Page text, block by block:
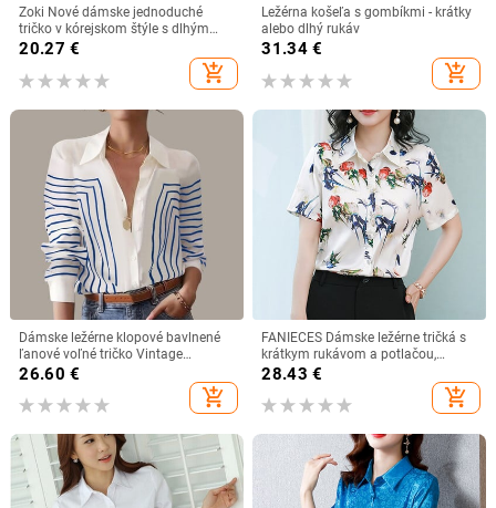
Zoki Nové dámske jednoduché
tričko v kórejskom štýle s dlhým
rukávom, voľná blúzka Harajuku,
univerzálny dizajn, modré topy,
20.27 €
add_shopping_cart
Ležérna košeľa s gombíkmi - krátky
alebo dlhý rukáv
31.34€
add_shopping_cart
Dámske ležérne klopové bavlnené
ľanové voľné tričko Vintage
Harajuku pevné blúzky elegantné
dlhé rukávy na gombíky topy
kancelárske tuniky
26.60 €
add_shopping_cart
FANIECES Dámske ležérne tričká s
krátkym rukávom a potlačou,
nadrozmerné, veľkosť S-4XL,
saténové kancelárske blúzky a topy,
vintage streetwear, tunika
28.43 €
add_shopping_cart